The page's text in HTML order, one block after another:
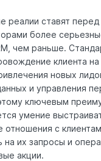
реалии ставят перед
более
чем раньше.
клиента на
новых
и управления
ключевым
умение
отношения с
на их запросы и
акции.